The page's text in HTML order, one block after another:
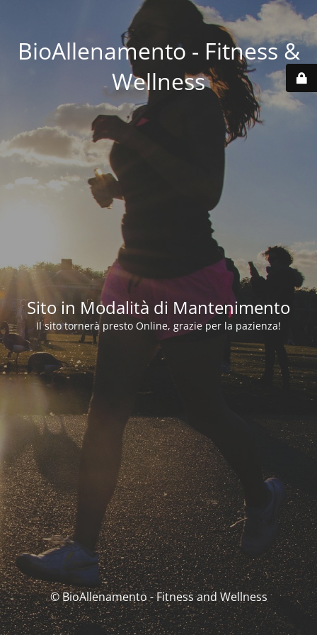
BioAllenamento - Fitness &
Wellness
Sito in Modalità di Mantenimento
Il sito tornerà presto Online, grazie per la pazienza!
© BioAllenamento - Fitness and Wellness